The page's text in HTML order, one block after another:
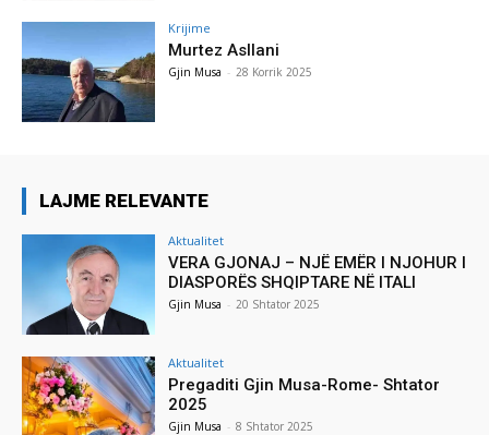
Krijime
Murtez Asllani
Gjin Musa - 28 Korrik 2025
LAJME RELEVANTE
Aktualitet
VERA GJONAJ – NJË EMËR I NJOHUR I
DIASPORËS SHQIPTARE NË ITALI
Gjin Musa - 20 Shtator 2025
Aktualitet
Pregaditi Gjin Musa-Rome- Shtator
2025
Gjin Musa - 8 Shtator 2025